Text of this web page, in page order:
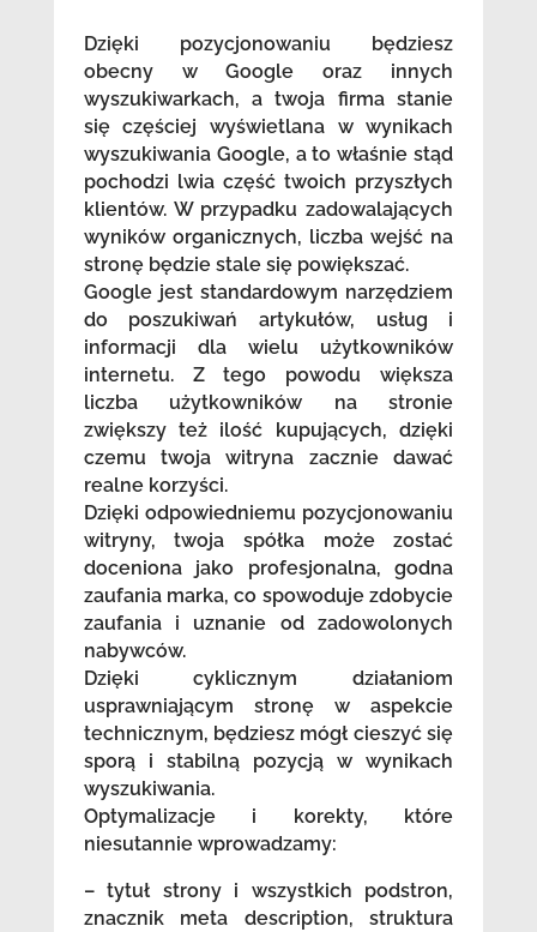
Dzięki pozycjonowaniu będziesz
obecny w Google oraz innych
wyszukiwarkach, a twoja firma stanie
się częściej wyświetlana w wynikach
wyszukiwania Google, a to właśnie stąd
pochodzi lwia część twoich przyszłych
klientów. W przypadku zadowalających
wyników organicznych, liczba wejść na
stronę będzie stale się powiększać.
Google jest standardowym narzędziem
do poszukiwań artykułów, usług i
informacji dla wielu użytkowników
internetu. Z tego powodu większa
liczba użytkowników na stronie
zwiększy też ilość kupujących, dzięki
czemu twoja witryna zacznie dawać
realne korzyści.
Dzięki odpowiedniemu pozycjonowaniu
witryny, twoja spółka może zostać
doceniona jako profesjonalna, godna
zaufania marka, co spowoduje zdobycie
zaufania i uznanie od zadowolonych
nabywców.
Dzięki cyklicznym działaniom
usprawniającym stronę w aspekcie
technicznym, będziesz mógł cieszyć się
sporą i stabilną pozycją w wynikach
wyszukiwania.
Optymalizacje i korekty, które
niesutannie wprowadzamy:
– tytuł strony i wszystkich podstron,
znacznik meta description, struktura